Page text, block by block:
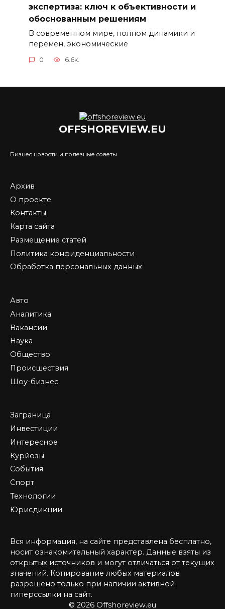
экспертиза: ключ к объективности и
обоснованным решениям
В современном мире, полном динамики и
перемен, экономические
0 6.6к.
OFFSHOREVIEW.EU
Бизнес новости и полезные советы
Архив
О проекте
Контакты
Карта сайта
Размещение статей
Политика конфиденциальности
Обработка персональных данных
Авто
Аналитика
Вакансии
Наука
Общество
Происшествия
Шоу-бизнес
Заграница
Инвестиции
Интересное
Курйозы
События
Спорт
Технологии
Юрисдикции
Вся информация, на сайте представлена бесплатно,
носит ознакомительный характер. Данные взяты из
открытых источников и могут отличаться от текущих
значений. Копирование любых материалов
разрешено только при наличии активной
гиперссылки на сайт.
© 2026 Offshoreview.eu